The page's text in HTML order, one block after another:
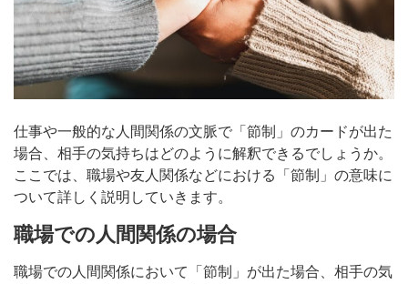
仕事や一般的な人間関係の文脈で「節制」のカードが出た
場合、相手の気持ちはどのように解釈できるでしょうか。
ここでは、職場や友人関係などにおける「節制」の意味に
ついて詳しく説明していきます。
職場での人間関係の場合
職場での人間関係において「節制」が出た場合、相手の気